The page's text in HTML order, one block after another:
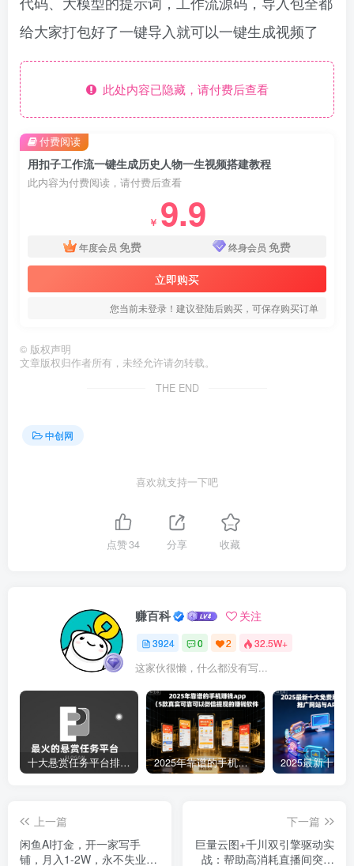
给大家打包好了一键导入就可以一键生成视频了
此处内容已隐藏，请付费后查看
用扣子工作流一键生成历史人物一生视频搭建教程
此内容为付费阅读，请付费后查看
￥ 9.9
年度会员 免费 终身会员 免费
立即购买
您当前未登录！建议登陆后购买，可保存购买订单
付费阅读
© 版权声明
文章版权归作者所有，未经允许请勿转载。
THE END
中创网
喜欢就支持一下吧
点赞34 分享 收藏
赚百科 关注
3924 0 2 32.5W+
这家伙很懒，什么都没有写...
十大悬赏任务平台排行榜（全网最好的悬赏任务平台） 2025年靠谱的手机赚钱app（5款真实可靠可以微信提现的赚钱软件）
上一篇
闲鱼AI打金，开一家写手
铺，月入1-2W，永不失业副
下一篇
巨量云图+千川双引擎驱动实
战：帮助高消耗直播间突破